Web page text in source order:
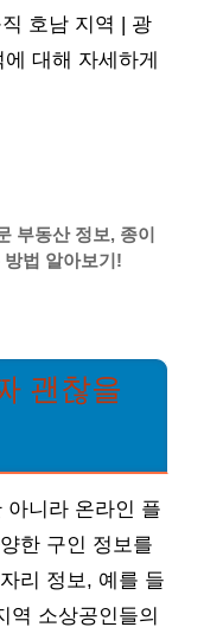
호남 지역 | 광
대해 자세하게
부동산 정보, 종이
법 알아보기!
괜찮을
아니라 온라인 플
한 구인 정보를
리 정보, 예를 들
역 소상공인들의